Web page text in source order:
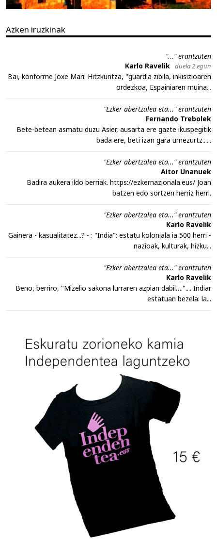
Azken iruzkinak
"..." erantzuten
Karlo Ravelik duela 2 egun
Bai, konforme Joxe Mari. Hitzkuntza, "guardia zibila, inkisizioaren
ordezkoa, Espainiaren muina...
"Ezker abertzalea eta..." erantzuten
Fernando Trebolek
Bete-betean asmatu duzu Asier, ausarta ere gazte ikuspegitik
bada ere, beti izan gara umezurtz......
"Ezker abertzalea eta..." erantzuten
Aitor Unanuek
Badira aukera ildo berriak. https://ezkernazionala.eus/ Joan
batzen edo sortzen herriz herri.
"Ezker abertzalea eta..." erantzuten
Karlo Ravelik
Gainera - kasualitatez...? - : "India": estatu koloniala ia 500 herri -
nazioak, kulturak, hizku...
"Ezker abertzalea eta..." erantzuten
Karlo Ravelik
Beno, berriro, "Mizelio sakona lurraren azpian dabil….".... Indiar
estatuan bezela: la...